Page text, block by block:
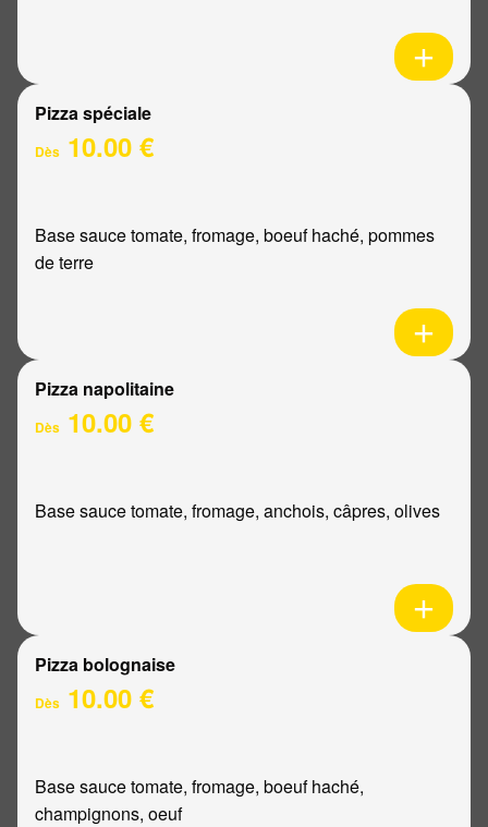
Pizza spéciale
Dès 10.00 €
Base sauce tomate, fromage, boeuf haché, pommes
de terre
Pizza napolitaine
Dès 10.00 €
Base sauce tomate, fromage, anchois, câpres, olives
Pizza bolognaise
Dès 10.00 €
Base sauce tomate, fromage, boeuf haché,
champignons, oeuf